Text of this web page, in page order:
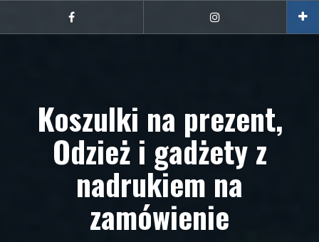
Facebook Instagram
Koszulki na prezent,
Odzież i gadżety z
nadrukiem na
zamówienie